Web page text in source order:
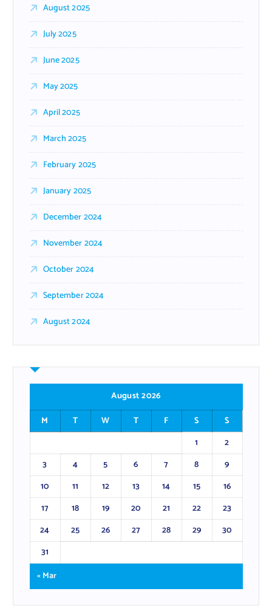
August 2025
July 2025
June 2025
May 2025
April 2025
March 2025
February 2025
January 2025
December 2024
November 2024
October 2024
September 2024
August 2024
August 2026
M
T W T F S
S
1
2
3
4 5 6 7 8
9
10
11 12 13 14 15
16
17
18 19 20 21 22
23
24
25 26 27 28 29
30
31
« Mar